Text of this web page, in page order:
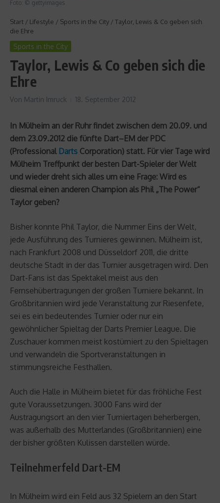
Foto: © gettyimages
Start / Lifestyle / Sports in the City / Taylor, Lewis & Co geben sich
die Ehre
Sports in the City
Taylor, Lewis & Co geben sich die
Ehre
Von Martin Imruck 18. September 2012
In Mülheim an der Ruhr findet zwischen dem 20.09. und
dem 23.09.2012 die fünfte Dart–EM der PDC
(Professional Darts Corporation) statt. Für vier Tage wird
Mülheim Treffpunkt der besten Dart-Spieler der Welt
und wieder dreht sich alles um eine Frage: Wird es
diesmal einen anderen Champion als Phil „The Power“
Taylor geben?
Bisher konnte Phil Taylor, die Nummer Eins der Welt,
jede Ausführung des Turnieres gewinnen. Mülheim ist,
nach Frankfurt 2008 und Düsseldorf 2011, die dritte
deutsche Stadt in der das Turnier ausgetragen wird. Den
Dart-Fans ist das Spektakel meist aus den
Fernsehübertragungen der großen Turniere bekannt. In
Großbritannien wird jede Veranstaltung zur Riesenfete,
sei es ein bedeutendes Turnier oder nur ein
gewöhnlicher Spieltag der Darts Premier League. Die
Zuschauer kommen meist kostümiert zu den Spieltagen
und verwandeln die Sportveranstaltungen in
stimmungsreiche Festhallen.
Auch die Halle in Mülheim bietet für das fröhliche Fest
gute Voraussetzungen. 3000 Fans wird der
Austragungsort an den vier Turniertagen beherbergen,
was außerhalb des Mutterlandes (Großbritannien) eine
der bisher größten Kulissen darstellen würde.
Teilnehmerfeld Dart-EM
In Mülheim wird ein Feld aus 32 Spielern an den Start